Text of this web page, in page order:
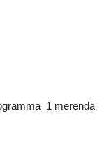
1 merenda